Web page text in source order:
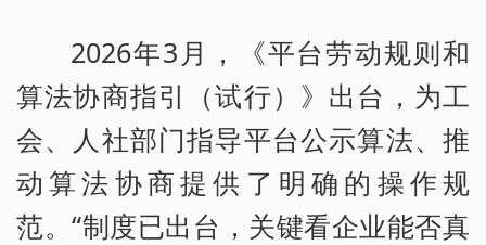
2026年3月，《平台劳动规则和
算法协商指引（试行）》出台，为工
会、人社部门指导平台公示算法、推
动算法协商提供了明确的操作规
范。“制度已出台，关键看企业能否真